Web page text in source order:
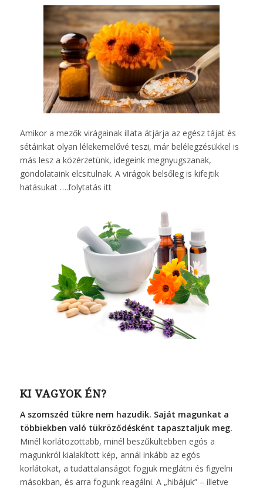
Amikor a mezők virágainak illata átjárja az egész tájat és
sétáinkat olyan lélekemelővé teszi, már belélegzésükkel is
más lesz a közérzetünk, idegeink megnyugszanak,
gondolataink elcsitulnak. A virágok belsőleg is kifejtik
hatásukat ….folytatás itt
KI VAGYOK ÉN?
A szomszéd tükre nem hazudik. Saját magunkat a
többiekben való tükröződésként tapasztaljuk meg.
Minél korlátozottabb, minél beszűkültebben egós a
magunkról kialakított kép, annál inkább az egós
korlátokat, a tudattalanságot fogjuk meglátni és figyelni
másokban, és arra fogunk reagálni. A „hibájuk” – illetve